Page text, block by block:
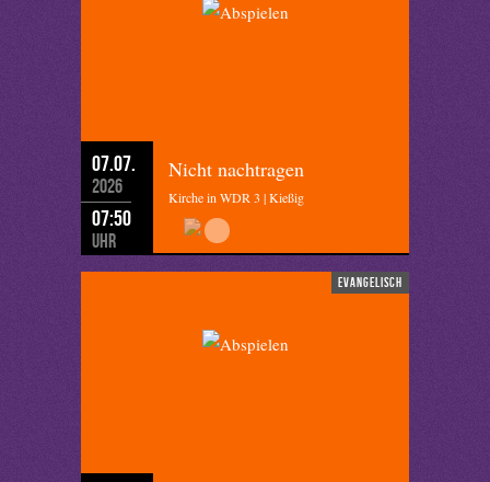
07.07.
2026
07:50
Uhr
Nicht nachtragen
Kirche in WDR 3 | Kießig
evangelisch